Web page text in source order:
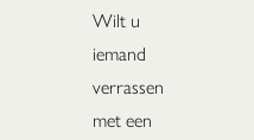
Wilt u
iemand
verrassen
met een